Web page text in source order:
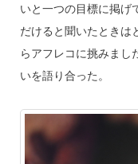
いと一つの目標に掲げ
だけると聞いたときは
らアフレコに挑みまし
いを語り合った。